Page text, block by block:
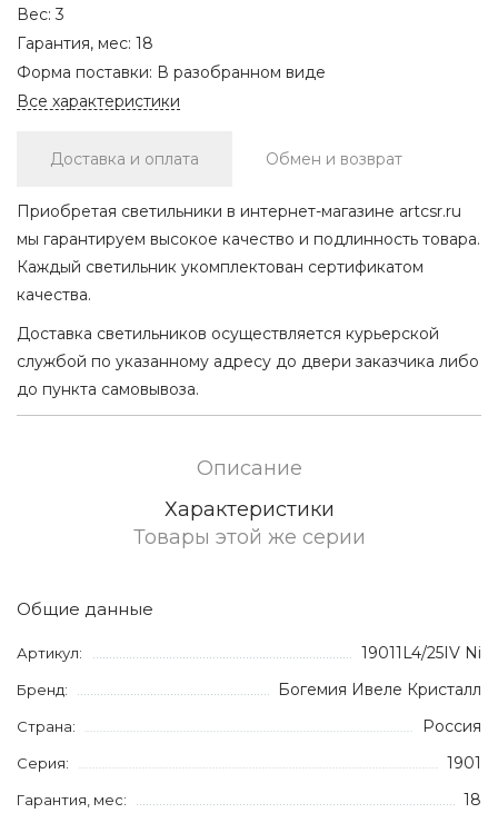
Вес:3
Гарантия, мес: 18
Форма поставки: В разобранном виде
Все характеристики
Доставка и оплата Обмен и возврат
Приобретая светильники в интернет-магазине artcsr.ru
мы гарантируем высокое качество и подлинность товара.
Каждый светильник укомплектован сертификатом
качества.
Доставка светильников осуществляется курьерской
службой по указанному адресу до двери заказчика либо
до пункта самовывоза.
Описание
Характеристики
Товары этой же серии
Общие данные
Артикул: 19011L4/25IV Ni
Бренд: Богемия Ивеле Кристалл
Страна: Россия
Серия: 1901
Гарантия, мес: 18